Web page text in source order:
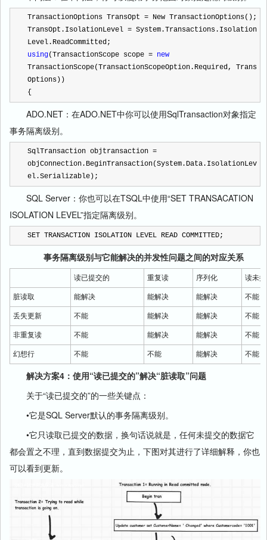
TransactionOptions TransOpt = New TransactionOptions();
TransOpt.IsolationLevel = System.Transactions.Isolation
Level.ReadCommitted;
using(TransactionScope scope = new
TransactionScope(TransactionScopeOption.Required, Trans
Options))
{
ADO.NET：在ADO.NET中你可以使用SqlTransaction对象指定
事务隔离级别。
SqlTransaction objtransaction =
objConnection.BeginTransaction(System.Data.IsolationLev
el.Serializable);
SQL Server：你也可以在TSQL中使用“SET TRANSACATION
ISOLATION LEVEL”指定隔离级别。
SET TRANSACTION ISOLATION LEVEL READ COMMITTED;
事务隔离级别与它能解决的并发性问题之间的对应关系
读已提交的 重复读 序列化 读未
脏读取 能解决 能解决 能解决 不能
丢失更新 不能 能解决 能解决 不能
非重复读 不能 能解决 能解决 不能
幻想行 不能 不能 能解决 不能
解决方案4：使用“读已提交的”解决“脏读取”问题
关于“读已提交的”的一些关键点：
•它是SQL Server默认的事务隔离级别。
•它只读取已提交的数据，换句话说就是，任何未提交的数据它
都会置之不理，直到数据提交为止，下图对其进行了详细解释，你也
可以看到更新。